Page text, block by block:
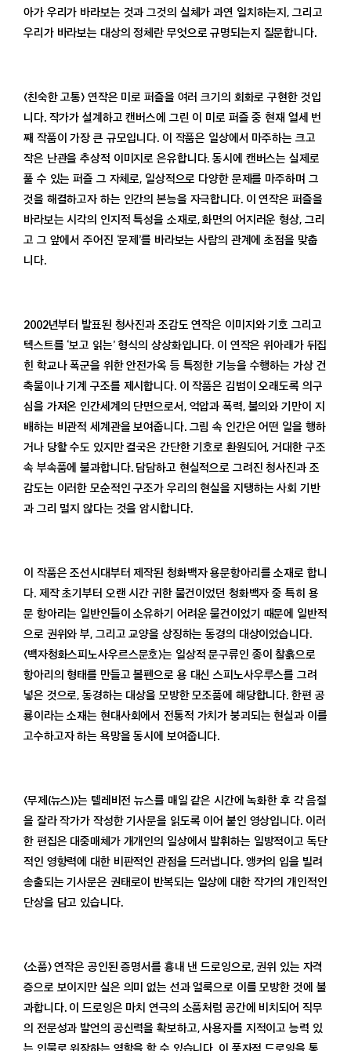
아가 우리가 바라보는 것과 그것의 실체가 과연 일치하는지, 그리고
우리가 바라보는 대상의 정체란 무엇으로 규명되는지 질문합니다.
〈친숙한 고통〉 연작은 미로 퍼즐을 여러 크기의 회화로 구현한 것입
니다. 작가가 설계하고 캔버스에 그린 이 미로 퍼즐 중 현재 열세 번
째 작품이 가장 큰 규모입니다. 이 작품은 일상에서 마주하는 크고
작은 난관을 추상적 이미지로 은유합니다. 동시에 캔버스는 실제로
풀 수 있는 퍼즐 그 자체로, 일상적으로 다양한 문제를 마주하며 그
것을 해결하고자 하는 인간의 본능을 자극합니다. 이 연작은 퍼즐을
바라보는 시각의 인지적 특성을 소재로, 화면의 어지러운 형상, 그리
고 그 앞에서 주어진 ‘문제’를 바라보는 사람의 관계에 초점을 맞춥
니다.
2002년부터 발표된 청사진과 조감도 연작은 이미지와 기호 그리고
텍스트를 ‘보고 읽는’ 형식의 상상화입니다. 이 연작은 위아래가 뒤집
힌 학교나 폭군을 위한 안전가옥 등 특정한 기능을 수행하는 가상 건
축물이나 기계 구조를 제시합니다. 이 작품은 김범이 오래도록 의구
심을 가져온 인간세계의 단면으로서, 억압과 폭력, 불의와 기만이 지
배하는 비관적 세계관을 보여줍니다. 그림 속 인간은 어떤 일을 행하
거나 당할 수도 있지만 결국은 간단한 기호로 환원되어, 거대한 구조
속 부속품에 불과합니다. 담담하고 현실적으로 그려진 청사진과 조
감도는 이러한 모순적인 구조가 우리의 현실을 지탱하는 사회 기반
과 그리 멀지 않다는 것을 암시합니다.
이 작품은 조선시대부터 제작된 청화백자 용문항아리를 소재로 합니
다. 제작 초기부터 오랜 시간 귀한 물건이었던 청화백자 중 특히 용
문 항아리는 일반인들이 소유하기 어려운 물건이었기 때문에 일반적
으로 권위와 부, 그리고 교양을 상징하는 동경의 대상이었습니다.
〈백자청화스피노사우르스문호〉는 일상적 문구류인 종이 찰흙으로
항아리의 형태를 만들고 볼펜으로 용 대신 스피노사우루스를 그려
넣은 것으로, 동경하는 대상을 모방한 모조품에 해당합니다. 한편 공
룡이라는 소재는 현대사회에서 전통적 가치가 붕괴되는 현실과 이를
고수하고자 하는 욕망을 동시에 보여줍니다.
〈무제(뉴스)〉는 텔레비전 뉴스를 매일 같은 시간에 녹화한 후 각 음절
을 잘라 작가가 작성한 기사문을 읽도록 이어 붙인 영상입니다. 이러
한 편집은 대중매체가 개개인의 일상에서 발휘하는 일방적이고 독단
적인 영향력에 대한 비판적인 관점을 드러냅니다. 앵커의 입을 빌려
송출되는 기사문은 권태로이 반복되는 일상에 대한 작가의 개인적인
단상을 담고 있습니다.
〈소품〉 연작은 공인된 증명서를 흉내 낸 드로잉으로, 권위 있는 자격
증으로 보이지만 실은 의미 없는 선과 얼룩으로 이를 모방한 것에 불
과합니다. 이 드로잉은 마치 연극의 소품처럼 공간에 비치되어 직무
의 전문성과 발언의 공신력을 확보하고, 사용자를 지적이고 능력 있
는 인물로 위장하는 역할을 할 수 있습니다. 이 풍자적 드로잉을 통